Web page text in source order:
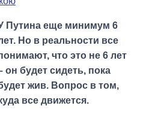
Путина еще минимум 6
Но в реальности все
что это не 6 лет
он будет сидеть, пока
жив. Вопрос в том,
все движется.